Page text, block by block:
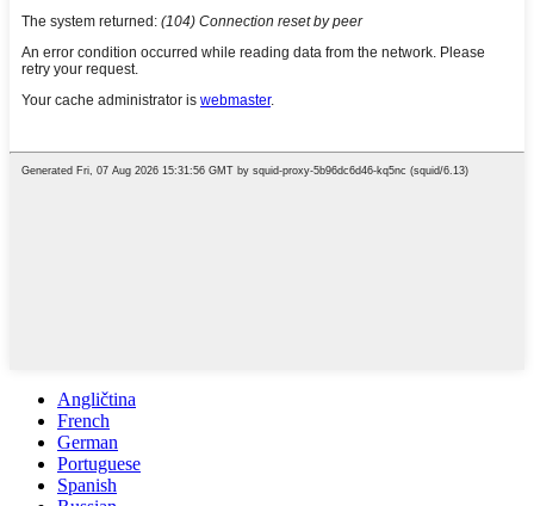
Angličtina
French
German
Portuguese
Spanish